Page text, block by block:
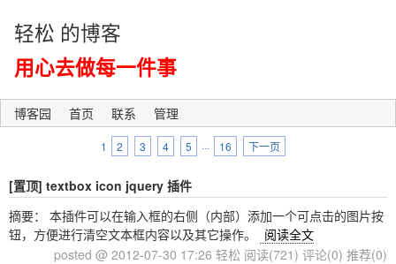
轻松 的博客
用心去做每一件事
博客园 首页 联系 管理
1 2 3 4 5 ··· 16 下一页
[置顶] textbox icon jquery 插件
摘要： 本插件可以在输入框的右侧（内部）添加一个可点击的图片按
钮，方便进行清空文本框内容以及其它操作。
阅读全文
posted @ 2012-07-30 17:26 轻松 阅读(721) 评论(0) 推荐(0)